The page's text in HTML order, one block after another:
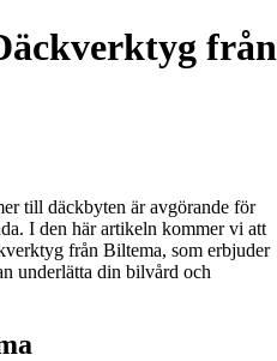
från
till däckbyten är avgörande för
I den här artikeln kommer vi att
från Biltema, som erbjuder
underlätta din bilvård och